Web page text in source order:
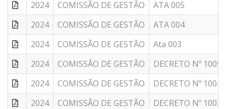
2024
COMISSÃO DE GESTÃO
ATA 005
2024
COMISSÃO DE GESTÃO
ATA 004
2024
COMISSÃO DE GESTÃO
Ata 003
2024
COMISSÃO DE GESTÃO
DECRETO Nº
2024
COMISSÃO DE GESTÃO
DECRETO Nº
2024
COMISSÃO DE GESTÃO
DECRETO Nº